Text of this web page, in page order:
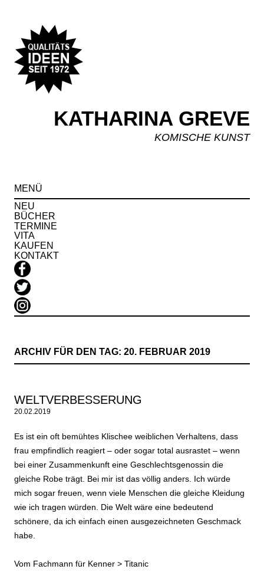
KATHARINA GREVE
KOMISCHE KUNST
MENÜ
NEU
BÜCHER
TERMINE
VITA
KAUFEN
KONTAKT
ARCHIV FÜR DEN TAG: 20. FEBRUAR 2019
WELTVERBESSERUNG
20.02.2019
Es ist ein oft bemühtes Klischee weiblichen Verhaltens, dass
frau empfindlich reagiert – oder sogar total ausrastet – wenn
bei einer Zusammenkunft eine Geschlechtsgenossin die
gleiche Robe trägt. Bei mir ist das völlig anders. Ich würde
mich sogar freuen, wenn viele Menschen die gleiche Kleidung
wie ich tragen würden. Die Welt wäre eine bedeutend
schönere, da ich einfach einen ausgezeichneten Geschmack
habe.
Vom Fachmann für Kenner > Titanic